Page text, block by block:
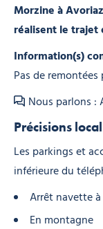
Morzine à
réalisent le trajet
Information(s)
Pas de
Nous parlons :
Précisions
Les parkings et
inférieure du
Arrêt navette
En montagne